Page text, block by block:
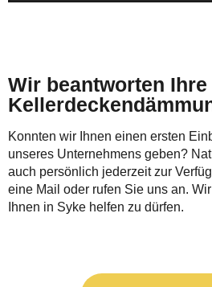
Wir beantworten
Konnten wir Ihnen einen ersten
unseres Unternehmens geben?
auch persönlich jederzeit zur
eine Mail oder rufen Sie uns an.
Ihnen in Syke helfen zu dürfen.